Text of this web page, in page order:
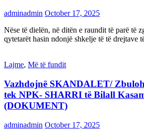
adminadmin October 17, 2025
Nëse të dielën, në ditën e raundit të parë të
qytetarët hasin ndonjë shkelje të të drejtave
Lajme, Më të fundit
Vazhdojnē SKANDALET/
tek NPK- SHARRI të Bilall
(DOKUMENT)
adminadmin October 17, 2025